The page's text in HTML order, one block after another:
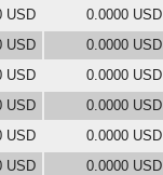
USD 0.0000 USD
USD 0.0000 USD
USD 0.0000 USD
USD 0.0000 USD
USD 0.0000 USD
USD 0.0000 USD